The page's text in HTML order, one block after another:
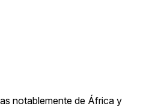
notablemente de África y